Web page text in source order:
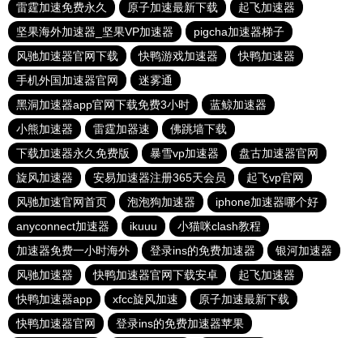
雷霆加速免费永久
原子加速最新下载
起飞加速器
坚果海外加速器_坚果VP加速器
pigcha加速器梯子
风驰加速器官网下载
快鸭游戏加速器
快鸭加速器
手机外国加速器官网
迷雾通
黑洞加速器app官网下载免费3小时
蓝鲸加速器
小熊加速器
雷霆加器速
佛跳墙下载
下载加速器永久免费版
暴雪vp加速器
盘古加速器官网
旋风加速器
安易加速器注册365天会员
起飞vp官网
风驰加速官网首页
泡泡狗加速器
iphone加速器哪个好
anyconnect加速器
ikuuu
小猫咪clash教程
加速器免费一小时海外
登录ins的免费加速器
银河加速器
风驰加速器
快鸭加速器官网下载安卓
起飞加速器
快鸭加速器app
xfcc旋风加速
原子加速最新下载
快鸭加速器官网
登录ins的免费加速器苹果